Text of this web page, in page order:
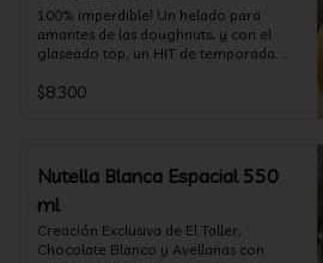
Ya disponible en www.eltallerchile.cl
100% imperdible! Un helado para
amantes de las doughnuts, y con el
glaseado top, un HIT de temporada.
$8.300
Nutella Blanca Espacial 550
ml
Creación Exclusiva de El Taller,
Chocolate Blanco y Avellanas con